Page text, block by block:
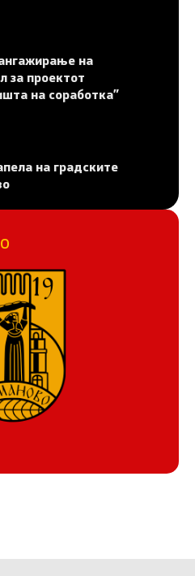
на
за проектот
на соработка”
на градските